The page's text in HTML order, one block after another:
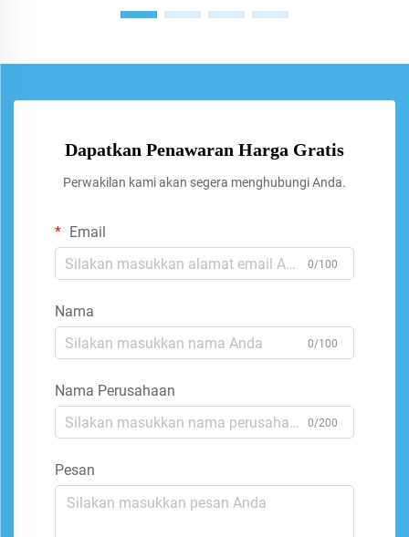
Dapatkan Penawaran Harga Gratis
Perwakilan kami akan segera menghubungi Anda.
Email
0/100
Nama
0/100
Nama Perusahaan
0/200
Pesan